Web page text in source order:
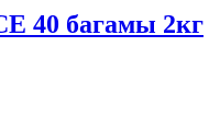
40 багамы 2кг